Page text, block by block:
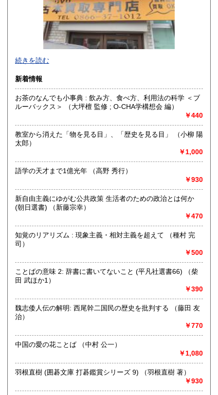
300円 福岡県
300円 長崎県
熊本県
宮崎県
沖縄県 300円
不死鳥BOOKSでは、書籍だけでなくCD、DVD、レコード、
ゲーム、おもちゃ、骨董品まであらゆるものの買い取りがで
にお問い合わせください。出張費は、無料です。
沿線名：伯備線・桃太郎線(吉備線)
最寄駅：総社駅
定休日：年中無休
書籍の買取について
不死鳥BOOKSでは、書籍だけでなくCD、DVD、レコード、
ゲーム、おもちゃ、骨董品まであらゆるものの買い取りがで
きます。店主が、日本全国買取にお伺いいたします。お気軽
取り扱い分野
国書、サブカルチャー、古書一般（その他）
オールジャンル
続きを読む
新着情報
お茶のなんでも小事典 : 飲み方、食べ方、利用法の科学 ＜ブ
ルーバックス＞ （大坪檀 監修 ; O-CHA学構想会 編）
￥440
教室から消えた「物を見る目」、「歴史を見る目」 （小柳 陽
太郎）
￥1,000
語学の天才まで1億光年 （高野 秀行）
￥930
新自由主義にゆがむ公共政策 生活者のための政治とは何か
(朝日選書) （新藤宗幸）
￥470
知覚のリアリズム : 現象主義・相対主義を超えて （種村 完
司）
￥500
ことばの意味 2: 辞書に書いてないこと (平凡社選書66) （柴
田 武ほか1）
￥390
魏志倭人伝の解明: 西尾幹二国民の歴史を批判する （藤田 友
治）
￥770
中国の愛の花ことば （中村 公一）
￥1,080
羽根直樹 (囲碁文庫 打碁鑑賞シリーズ 9) （羽根直樹 著）
￥930